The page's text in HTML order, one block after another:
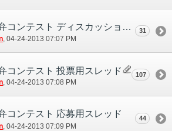
第1回 キャラ弁コンテスト ディスカッションスレッド
‎, 04-24-2013 07:07 PM
31
コンテスト 投票用スレッド
‎, 04-24-2013 07:08 PM
107
コンテスト 応募用スレッド
‎, 04-24-2013 07:09 PM
44